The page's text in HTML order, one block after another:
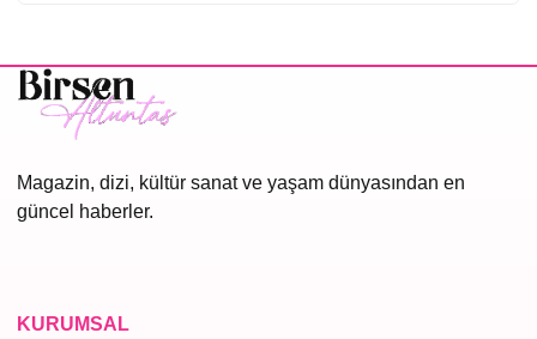
Magazin, dizi, kültür sanat ve yaşam dünyasından en
güncel haberler.
KURUMSAL